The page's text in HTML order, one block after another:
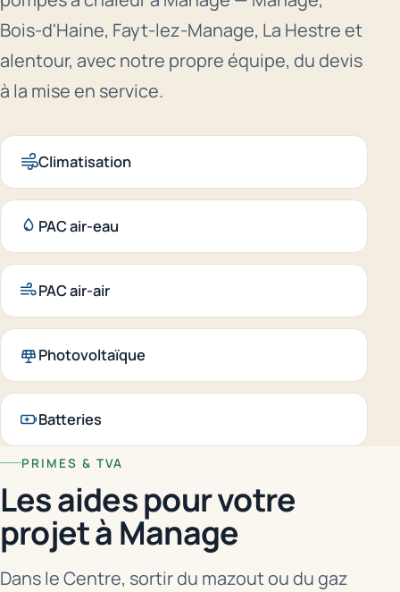
Bois-d'Haine, Fayt-lez-Manage, La Hestre et
alentour, avec notre propre équipe, du devis
à la mise en service.
Climatisation
PAC air-eau
PAC air-air
Photovoltaïque
Batteries
PRIMES & TVA
Les aides pour votre
projet à Manage
Dans le Centre, sortir du mazout ou du gaz